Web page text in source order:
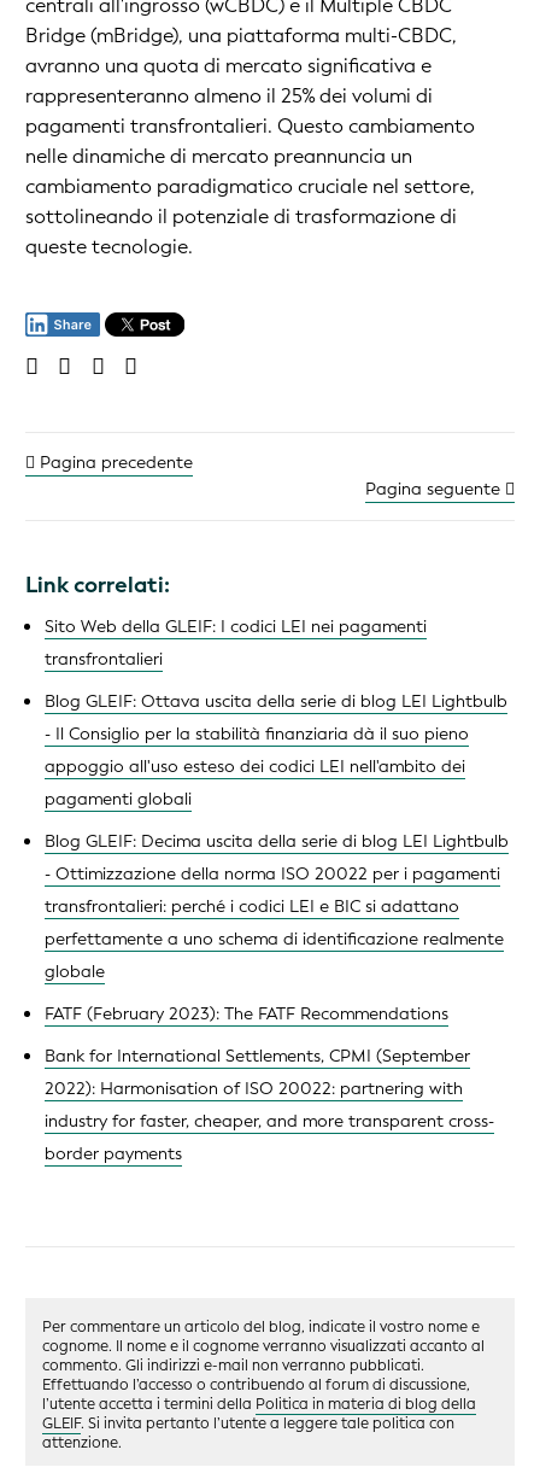
Bridge (mBridge), una piattaforma multi-CBDC,
avranno una quota di mercato significativa e
rappresenteranno almeno il 25% dei volumi di
pagamenti transfrontalieri. Questo cambiamento
nelle dinamiche di mercato preannuncia un
cambiamento paradigmatico cruciale nel settore,
sottolineando il potenziale di trasformazione di
queste tecnologie.
Pagina precedente
Pagina seguente
Link correlati:
Sito Web della GLEIF: I codici LEI nei pagamenti
transfrontalieri
Blog GLEIF: Ottava uscita della serie di blog LEI Lightbulb
- Il Consiglio per la stabilità finanziaria dà il suo pieno
appoggio all'uso esteso dei codici LEI nell'ambito dei
pagamenti globali
Blog GLEIF: Decima uscita della serie di blog LEI Lightbulb
- Ottimizzazione della norma ISO 20022 per i pagamenti
transfrontalieri: perché i codici LEI e BIC si adattano
perfettamente a uno schema di identificazione realmente
globale
FATF (February 2023): The FATF Recommendations
Bank for International Settlements, CPMI (September
2022): Harmonisation of ISO 20022: partnering with
industry for faster, cheaper, and more transparent cross-
border payments
Per commentare un articolo del blog, indicate il vostro nome e
cognome. Il nome e il cognome verranno visualizzati accanto al
commento. Gli indirizzi e-mail non verranno pubblicati.
Effettuando l’accesso o contribuendo al forum di discussione,
l’utente accetta i termini della Politica in materia di blog della
GLEIF. Si invita pertanto l’utente a leggere tale politica con
attenzione.